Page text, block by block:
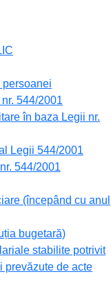
persoanei
544/2001
în baza Legii nr.
Legii 544/2001
544/2001
(începând cu anul
bugetară)
stabilite potrivit
prevăzute de acte